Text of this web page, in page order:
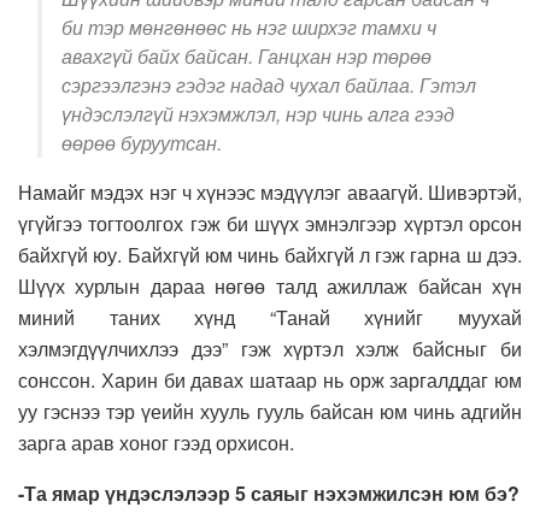
би тэр мөнгөнөөс нь нэг ширхэг тамхи ч
авахгүй байх байсан. Ганцхан нэр төрөө
сэргээлгэнэ гэдэг надад чухал байлаа. Гэтэл
үндэслэлгүй нэхэмжлэл, нэр чинь алга гээд
өөрөө буруутсан.
Намайг мэдэх нэг ч хүнээс мэдүүлэг аваагүй. Шивэртэй,
үгүйгээ тогтоолгох гэж би шүүх эмнэлгээр хүртэл орсон
байхгүй юу. Байхгүй юм чинь байхгүй л гэж гарна ш дээ.
Шүүх хурлын дараа нөгөө талд ажиллаж байсан хүн
миний таних хүнд “Танай хүнийг муухай
хэлмэгдүүлчихлээ дээ” гэж хүртэл хэлж байсныг би
сонссон. Харин би давах шатаар нь орж заргалддаг юм
уу гэснээ тэр үеийн хууль гууль байсан юм чинь адгийн
зарга арав хоног гээд орхисон.
-Та ямар үндэслэлээр 5 саяыг нэхэмжилсэн юм бэ?